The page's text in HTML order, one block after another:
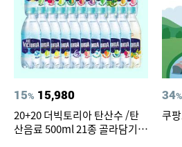
15% 15,980
20+20 더빅토리아 탄산수 /탄
산음료 500ml 21종 골라담기
34%
쿠